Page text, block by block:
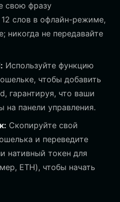
свою фразу
12 слов в офлайн-режиме,
никогда не передавайте
Используйте функцию
чтобы добавить
гарантируя, что ваши
на панели управления.
Скопируйте свой
и переведите
нативный токен для
ETH), чтобы начать